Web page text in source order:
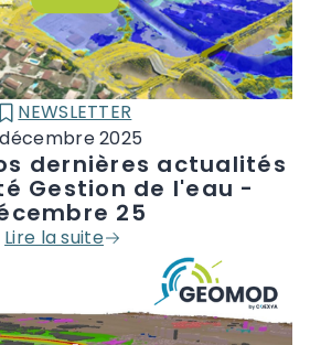
dernières actualités
Gestion de l'eau -
25
Lire la suite
CATÉGORIE :
NEWSLETTER
décembre 2025